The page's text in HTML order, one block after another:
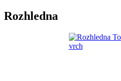
Rozhledna